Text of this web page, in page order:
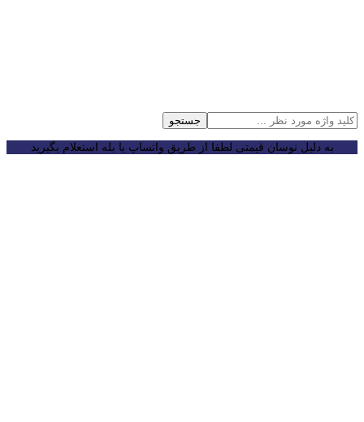
جستجو
به دلیل نوسان قیمتی لطفا از طریق واتساپ یا بله استعلام بگیرید